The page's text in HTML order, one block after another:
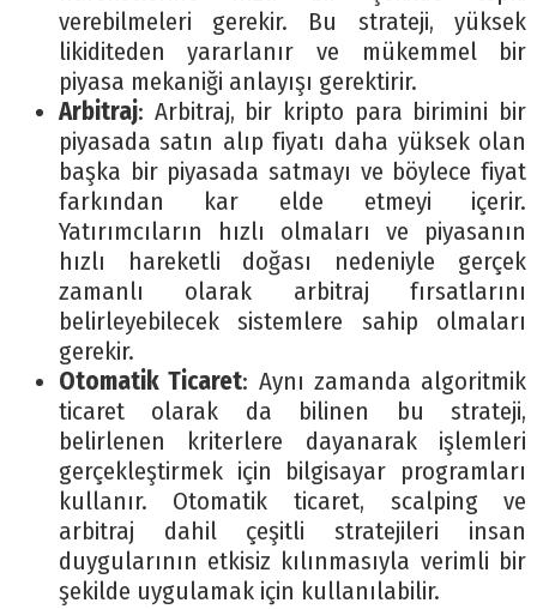
verebilmeleri gerekir. Bu strateji, yüksek
likiditeden yararlanır ve mükemmel bir
piyasa mekaniği anlayışı gerektirir.
Arbitraj: Arbitraj, bir kripto para birimini bir
piyasada satın alıp fiyatı daha yüksek olan
başka bir piyasada satmayı ve böylece fiyat
farkından kar elde etmeyi içerir.
Yatırımcıların hızlı olmaları ve piyasanın
hızlı hareketli doğası nedeniyle gerçek
zamanlı olarak arbitraj fırsatlarını
belirleyebilecek sistemlere sahip olmaları
gerekir.
Otomatik Ticaret: Aynı zamanda algoritmik
ticaret olarak da bilinen bu strateji,
belirlenen kriterlere dayanarak işlemleri
gerçekleştirmek için bilgisayar programları
kullanır. Otomatik ticaret, scalping ve
arbitraj dahil çeşitli stratejileri insan
duygularının etkisiz kılınmasıyla verimli bir
şekilde uygulamak için kullanılabilir.